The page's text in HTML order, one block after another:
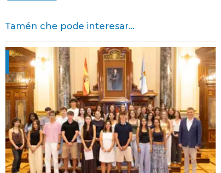
Tamén che pode interesar...